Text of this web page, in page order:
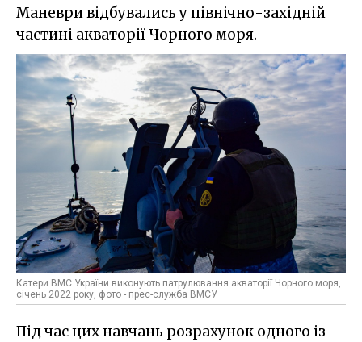
Маневри відбувались у північно-західній
частині акваторії Чорного моря.
Катери ВМС України виконують патрулювання акваторії Чорного моря,
січень 2022 року, фото - прес-служба ВМСУ
Під час цих навчань розрахунок одного із